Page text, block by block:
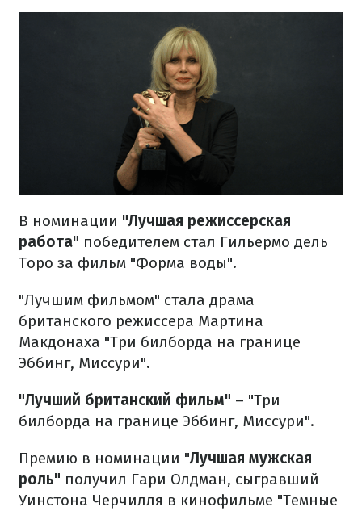
В номинации "Лучшая режиссерская
работа" победителем стал Гильермо дель
Торо за фильм "Форма воды".
"Лучшим фильмом" стала драма
британского режиссера Мартина
Макдонаха "Три билборда на границе
Эббинг, Миссури".
"Лучший британский фильм" – "Три
билборда на границе Эббинг, Миссури".
Премию в номинации "Лучшая мужская
роль" получил Гари Олдман, сыгравший
Уинстона Черчилля в кинофильме "Темные